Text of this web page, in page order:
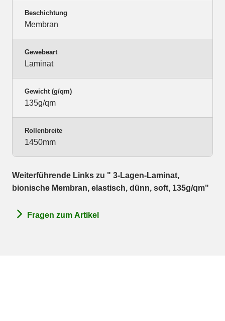
Beschichtung
Membran
Gewebeart
Laminat
Gewicht (g/qm)
135g/qm
Rollenbreite
1450mm
Weiterführende Links zu " 3-Lagen-Laminat,
bionische Membran, elastisch, dünn, soft, 135g/qm"
Fragen zum Artikel